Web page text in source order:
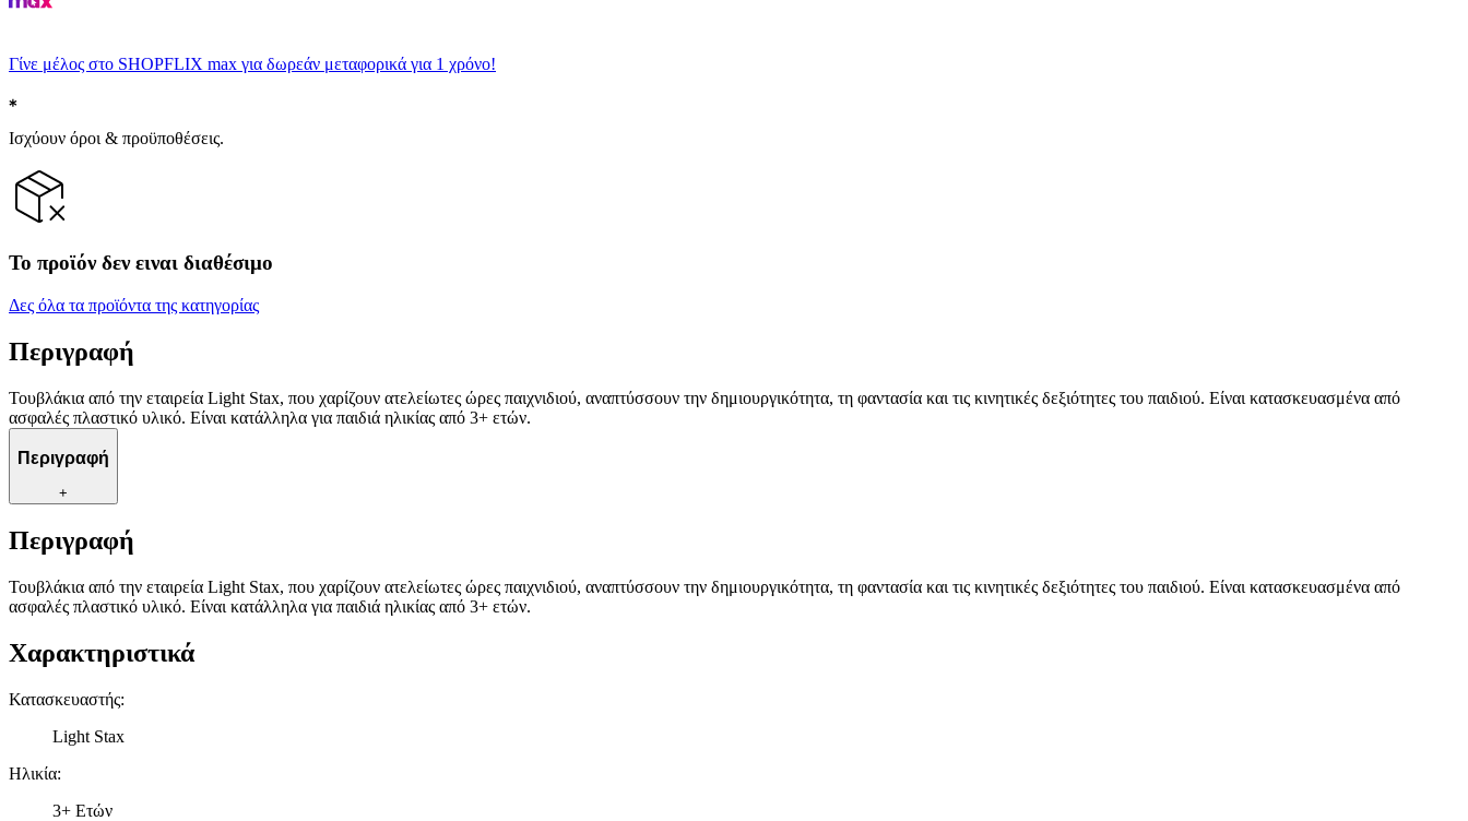
Γίνε μέλος στο SHOPFLIX max για δωρεάν μεταφορικά για 1 χρόνο!
Ισχύουν όροι & προϋποθέσεις.
Το προϊόν δεν ειναι διαθέσιμο
Δες όλα τα προϊόντα της κατηγορίας
Περιγραφή
Τουβλάκια από την εταιρεία Light Stax, που χαρίζουν ατελείωτες ώρες παιχνιδιού, αναπτύσσουν την δημιουργικότητα, τη φαντασία και τις κινητικές δεξιότητες του παιδιού. Είναι κατασκευασμένα από
ασφαλές πλαστικό υλικό. Είναι κατάλληλα για παιδιά ηλικίας από 3+ ετών.
Περιγραφή
+
Περιγραφή
Τουβλάκια από την εταιρεία Light Stax, που χαρίζουν ατελείωτες ώρες παιχνιδιού, αναπτύσσουν την δημιουργικότητα, τη φαντασία και τις κινητικές δεξιότητες του παιδιού. Είναι κατασκευασμένα από
ασφαλές πλαστικό υλικό. Είναι κατάλληλα για παιδιά ηλικίας από 3+ ετών.
Χαρακτηριστικά
Κατασκευαστής:
Light Stax
Ηλικία:
3+ Ετών